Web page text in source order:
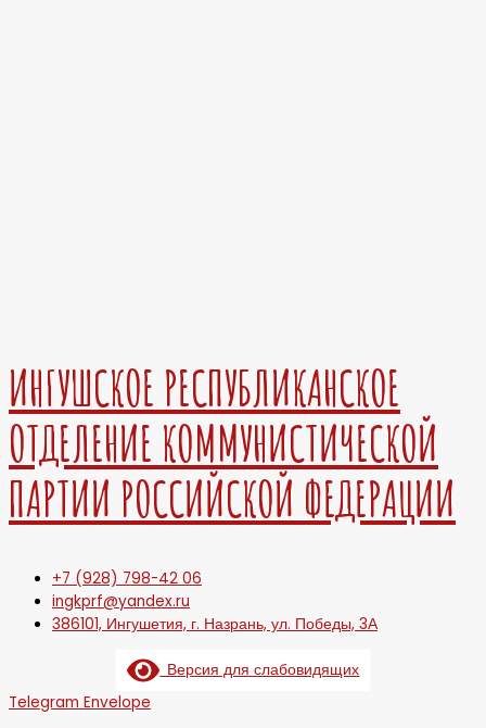
ИНГУШСКОЕ РЕСПУБЛИКАНСКОЕ
ОТДЕЛЕНИЕ КОММУНИСТИЧЕСКОЙ
ПАРТИИ РОССИЙСКОЙ ФЕДЕРАЦИИ
+7 (928) 798-42 06
ingkprf@yandex.ru
386101, Ингушетия, г. Назрань, ул. Победы, 3А
Версия для слабовидящих
Telegram Envelope